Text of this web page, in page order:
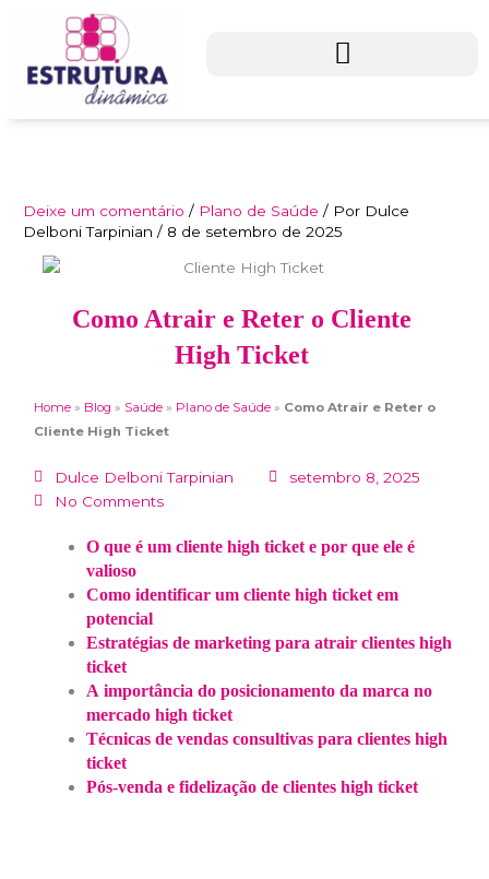
conteúdo
Deixe um comentário / Plano de Saúde / Por Dulce
Delboni Tarpinian/ 8 de setembro de 2025
Como Atrair e Reter o Cliente
High Ticket
Home » Blog » Saúde » Plano de Saúde » Como Atrair e Reter o
Cliente High Ticket
Dulce Delboni Tarpinian
setembro 8, 2025
No Comments
O que é um cliente high ticket e por que ele é
valioso
Como identificar um cliente high ticket em
potencial
Estratégias de marketing para atrair clientes high
ticket
A importância do posicionamento da marca no
mercado high ticket
Técnicas de vendas consultivas para clientes high
ticket
Pós-venda e fidelização de clientes high ticket